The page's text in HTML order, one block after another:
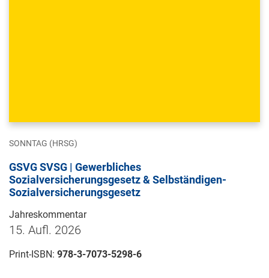
SONNTAG (HRSG)
GSVG SVSG | Gewerbliches
Sozialversicherungsgesetz & Selbständigen-
Sozialversicherungsgesetz
Jahreskommentar
15. Aufl. 2026
Print-ISBN: 978-3-7073-5298-6